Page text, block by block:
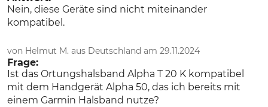
Nein, diese Geräte sind nicht miteinander
kompatibel.
von Helmut M. aus Deutschland am 29.11.2024
Frage:
Ist das Ortungshalsband Alpha T 20 K kompatibel
mit dem Handgerät Alpha 50, das ich bereits mit
einem Garmin Halsband nutze?